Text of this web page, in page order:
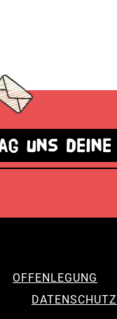
uns deine
OFFENLEGUNG